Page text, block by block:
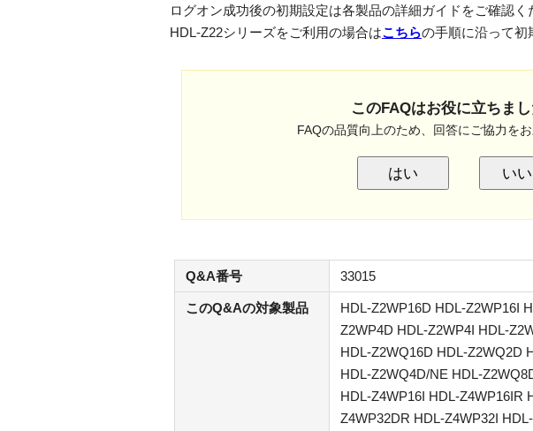
ログオン成功後の初期設定は各製品の詳細ガイドをご確認く
HDL-Z22シリーズをご利用の場合はこちらの手順に沿って初
このFAQはお役に立ちまし
FAQの品質向上のため、回答にご協力をお
はい いい
Q&A番号 33015
このQ&Aの対象製品
HDL-Z2WP16D HDL-Z2WP16I
Z2WP4D HDL-Z2WP4I HDL-
HDL-Z2WQ16D HDL-Z2WQ2D
HDL-Z2WQ4D/NE HDL-
HDL-Z4WP16I HDL-Z4WP16IR
Z4WP32DR HDL-Z4WP32I